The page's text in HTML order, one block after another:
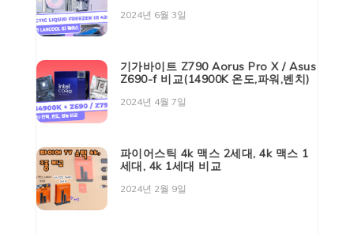
2024년 6월 3일
기가바이트 Z790 Aorus Pro X / Asus
Z690-f 비교(14900K 온도,파워,벤치)
2024년 4월 7일
파이어스틱 4k 맥스 2세대, 4k 맥스 1
세대, 4k 1세대 비교
2024년 2월 9일